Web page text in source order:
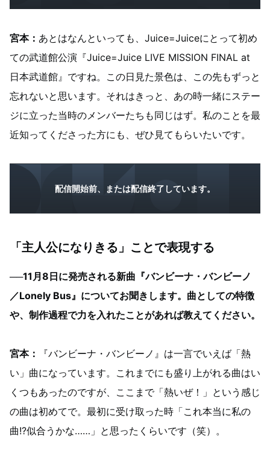
宮本： あとはなんといっても、Juice=Juiceにとって初め
ての武道館公演『Juice=Juice LIVE MISSION FINAL at
日本武道館』ですね。この日見た景色は、この先もずっと
忘れないと思います。それはきっと、あの時一緒にステー
ジに立った当時のメンバーたちも同じはず。私のことを最
近知ってくださった方にも、ぜひ見てもらいたいです。
配信開始前、または配信終了しています。
「主人公になりきる」ことで表現する
──11月8日に発売される新曲『バンビーナ・バンビーノ
／Lonely Bus』についてお聞きします。曲としての特徴
や、制作過程で力を入れたことがあれば教えてください。
宮本：
『バンビーナ・バンビーノ』は一言でいえば「熱
い」曲になっています。これまでにも盛り上がれる曲はい
くつもあったのですが、ここまで「熱いぜ！」という感じ
の曲は初めてで。最初に受け取った時「これ本当に私の
曲!?似合うかな……」と思ったくらいです（笑）。